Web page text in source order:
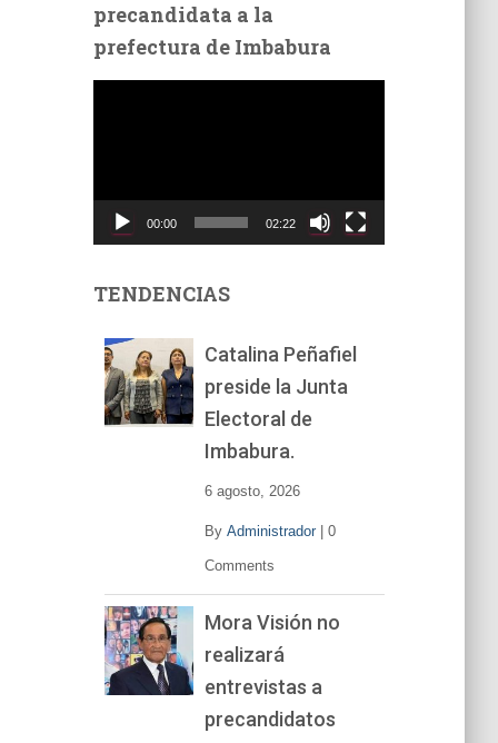
precandidata a la
prefectura de Imbabura
t
00:00 02:22
TENDENCIAS
Catalina Peñafiel
preside la Junta
Electoral de
Imbabura.
6 agosto, 2026
By Administrador| 0
Comments
Mora Visión no
realizará
entrevistas a
precandidatos